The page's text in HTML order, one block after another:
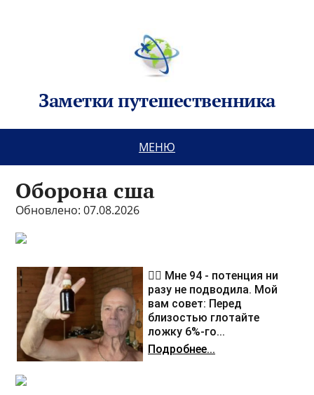
Заметки путешественника
МЕНЮ
Оборона сша
Обновлено: 07.08.2026
❤️‍🔥 Мне 94 - потенция ни
разу не подводила. Мой
вам совет: Перед
близостью глотайте
ложку 6%-го...
Подробнее...